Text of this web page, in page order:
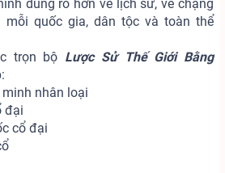
dung rõ hơn về lịch sử, về chặng
mỗi quốc gia, dân tộc và toàn thể
trọn bộ Lược Sử Thế Giới Bằng
nhân loại
đại
cổ đại